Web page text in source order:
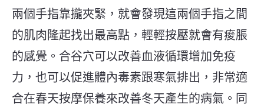
兩個手指靠攏夾緊，就會發現這兩個手指之間
的肌肉隆起找出最高點，輕輕按壓就會有痠脹
的感覺。合谷穴可以改善血液循環增加免疫
力，也可以促進體內毒素跟寒氣排出，非常適
合在春天按摩保養來改善冬天產生的病氣。同